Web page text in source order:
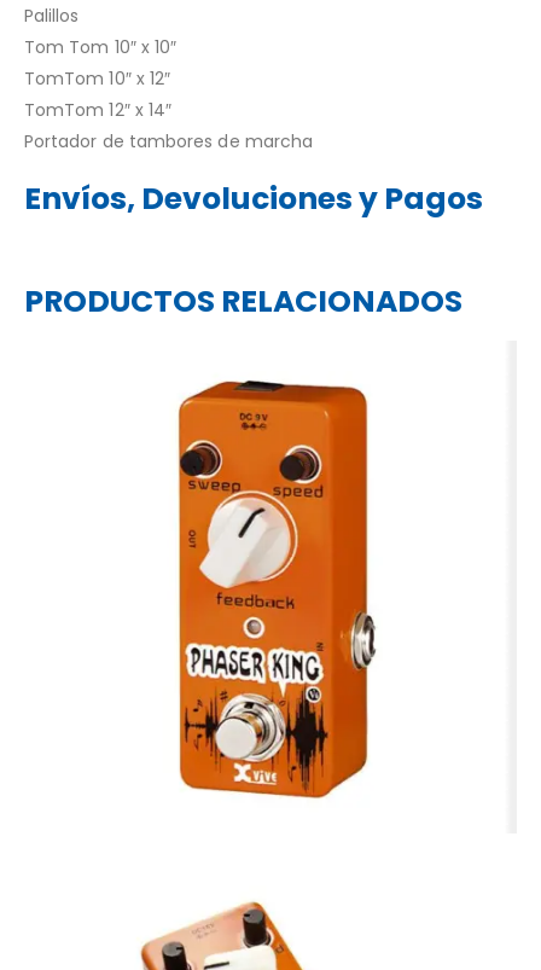
Palillos
Tom Tom 10″ x 10″
TomTom 10″ x 12″
TomTom 12″ x 14″
Portador de tambores de marcha
Envíos, Devoluciones y Pagos
PRODUCTOS RELACIONADOS